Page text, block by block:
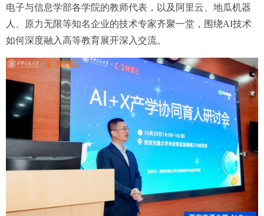
电子与信息学部各学院的教师代表，以及阿里云、地瓜机器
人、原力无限等知名企业的技术专家齐聚一堂，围绕AI技术
如何深度融入高等教育展开深入交流。